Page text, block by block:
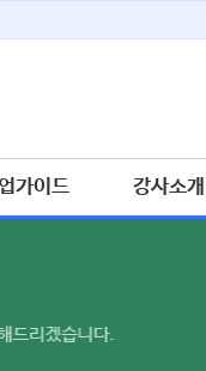
가이드 강사소개